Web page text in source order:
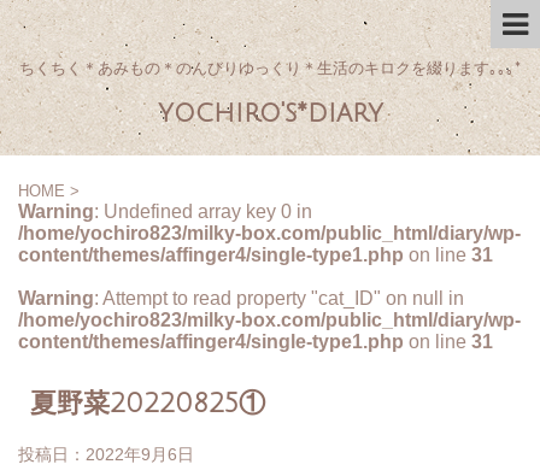
ちくちく＊あみもの＊のんびりゆっくり＊生活のキロクを綴ります｡｡｡*
yochiro's*diary
HOME >
Warning: Undefined array key 0 in
/home/yochiro823/milky-box.com/public_html/diary/wp-
content/themes/affinger4/single-type1.php on line 31
Warning: Attempt to read property "cat_ID" on null in
/home/yochiro823/milky-box.com/public_html/diary/wp-
content/themes/affinger4/single-type1.php on line 31
夏野菜20220825①
投稿日： 2022年9月6日